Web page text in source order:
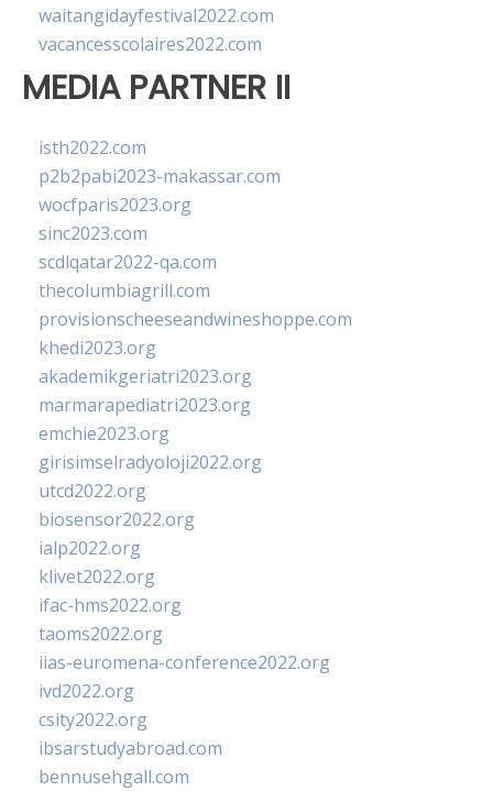
waitangidayfestival2022.com
vacancesscolaires2022.com
MEDIA PARTNER II
isth2022.com
p2b2pabi2023-makassar.com
wocfparis2023.org
sinc2023.com
scdlqatar2022-qa.com
thecolumbiagrill.com
provisionscheeseandwineshoppe.com
khedi2023.org
akademikgeriatri2023.org
marmarapediatri2023.org
emchie2023.org
girisimselradyoloji2022.org
utcd2022.org
biosensor2022.org
ialp2022.org
klivet2022.org
ifac-hms2022.org
taoms2022.org
iias-euromena-conference2022.org
ivd2022.org
csity2022.org
ibsarstudyabroad.com
bennusehgall.com